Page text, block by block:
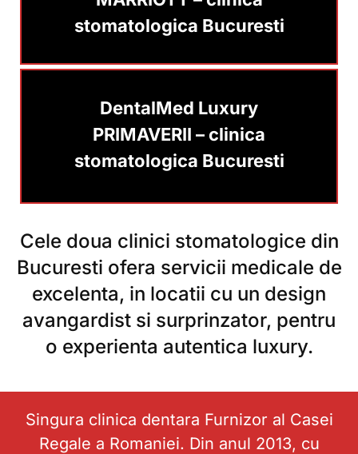
stomatologica Bucuresti
DentalMed Luxury
PRIMAVERII – clinica
stomatologica Bucuresti
Cele doua clinici stomatologice din
Bucuresti ofera servicii medicale de
excelenta, in locatii cu un design
avangardist si surprinzator, pentru
o experienta autentica luxury.
Singura clinica dentara Furnizor al Casei
Regale a Romaniei. Din anul 2013, cu